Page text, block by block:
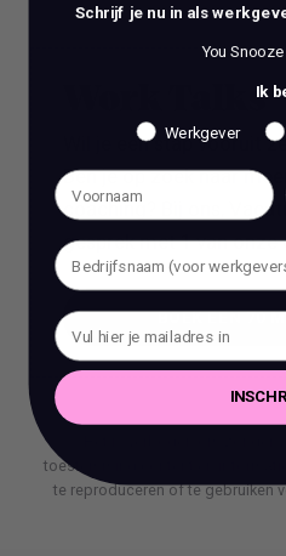
Work Talks
Wil je een stap vooruit
Ben je op zoek naar
coaching? Bij ons,
gesprek met 1 van onze
BOEK EEN 70
BOEK EEN 70
toestemming content en
te reproduceren of te gebruiken
Schrijf je nu in als
You
Ik
Werkgever